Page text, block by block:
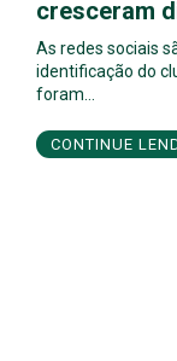
cresceram
As redes sociais
identificação do
foram…
CONTINUE